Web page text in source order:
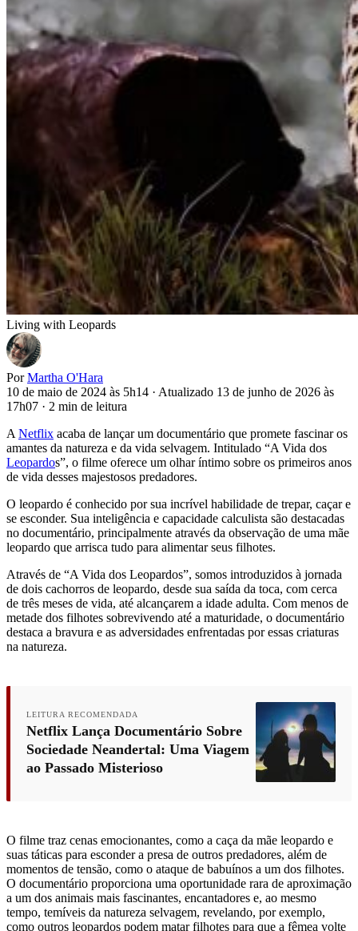
Living with Leopards
Por Martha O'Hara
10 de maio de 2024 às 5h14 · Atualizado 13 de junho de 2026 às
17h07 · 2 min de leitura
A Netflix acaba de lançar um documentário que promete fascinar os
amantes da natureza e da vida selvagem. Intitulado “A Vida dos
Leopardos”, o filme oferece um olhar íntimo sobre os primeiros anos
de vida desses majestosos predadores.
O leopardo é conhecido por sua incrível habilidade de trepar, caçar e
se esconder. Sua inteligência e capacidade calculista são destacadas
no documentário, principalmente através da observação de uma mãe
leopardo que arrisca tudo para alimentar seus filhotes.
Através de “A Vida dos Leopardos”, somos introduzidos à jornada
de dois cachorros de leopardo, desde sua saída da toca, com cerca
de três meses de vida, até alcançarem a idade adulta. Com menos de
metade dos filhotes sobrevivendo até a maturidade, o documentário
destaca a bravura e as adversidades enfrentadas por essas criaturas
na natureza.
LEITURA RECOMENDADA
Netflix Lança Documentário Sobre
Sociedade Neandertal: Uma Viagem
ao Passado Misterioso
O filme traz cenas emocionantes, como a caça da mãe leopardo e
suas táticas para esconder a presa de outros predadores, além de
momentos de tensão, como o ataque de babuínos a um dos filhotes.
O documentário proporciona uma oportunidade rara de aproximação
a um dos animais mais fascinantes, encantadores e, ao mesmo
tempo, temíveis da natureza selvagem, revelando, por exemplo,
como outros leopardos podem matar filhotes para que a fêmea volte